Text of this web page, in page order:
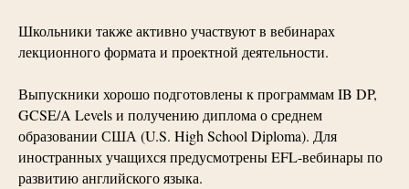
Школьники также активно участвуют в вебинарах
лекционного формата и проектной деятельности.
Выпускники хорошо подготовлены к программам IB DP,
GCSE/A Levels и получению диплома о среднем
образовании США (U.S. High School Diploma). Для
иностранных учащихся предусмотрены EFL-вебинары по
развитию английского языка.